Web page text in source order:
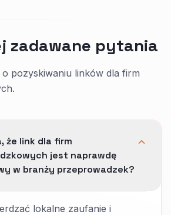
zadawane pytania
pozyskiwaniu linków dla firm
że link dla firm
jest naprawdę
w branży przeprowadzek?
lokalne zaufanie i